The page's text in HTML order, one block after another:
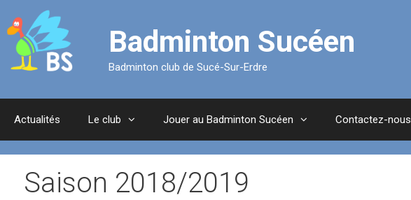
au
contenu
Badminton Sucéen
Badminton club de Sucé-Sur-Erdre
Actualités Le club Jouer au Badminton Sucéen Contactez-nous
Saison 2018/2019